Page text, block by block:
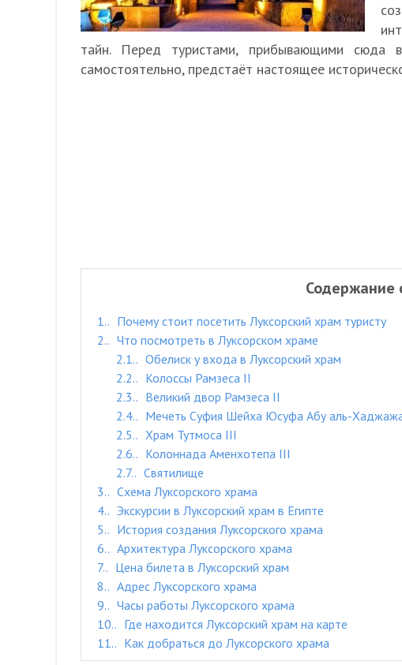
тайн. Перед туристами, прибывающими сюда
самостоятельно, предстаёт настоящее
Содержание
1.
Почему стоит посетить Луксорский храм туристу
2.
Что посмотреть в Луксорском храме
2.1.
Обелиск у входа в Луксорский храм
2.2.
Колоссы Рамзеса II
2.3.
Великий двор Рамзеса II
2.4.
Мечеть Суфия Шейха Юсуфа Абу аль-
2.5.
Храм Тутмоса III
2.6.
Колоннада Аменхотепа III
2.7.
Святилище
3.
Схема Луксорского храма
4.
Экскурсии в Луксорский храм в Египте
5.
История создания Луксорского храма
6.
Архитектура Луксорского храма
7.
Цена билета в Луксорский храм
8.
Адрес Луксорского храма
9.
Часы работы Луксорского храма
10.
Где находится Луксорский храм на карте
11.
Как добраться до Луксорского храма